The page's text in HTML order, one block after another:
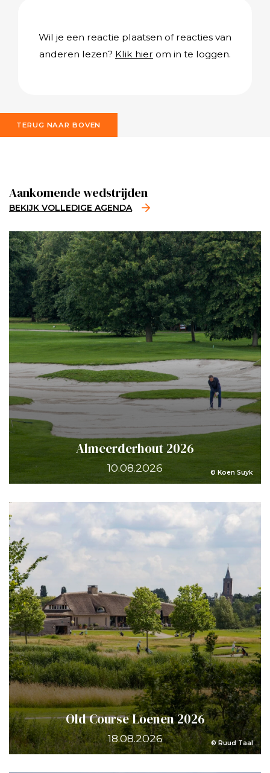
Wil je een reactie plaatsen of reacties van
anderen lezen? Klik hier om in te loggen.
TERUG NAAR BOVEN
Aankomende wedstrijden
BEKIJK VOLLEDIGE AGENDA
© Koen Suyk
Almeerderhout 2026
10.08.2026
© Ruud Taal
Old Course Loenen 2026
18.08.2026